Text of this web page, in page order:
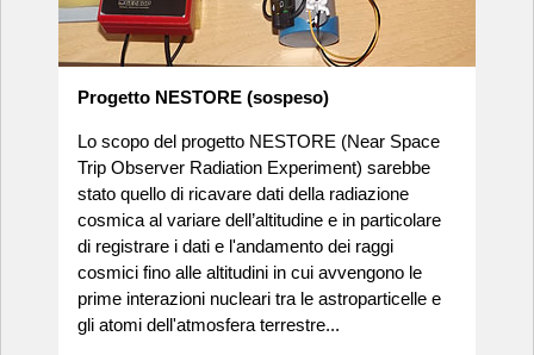
Progetto NESTORE (sospeso)
Lo scopo del progetto NESTORE (Near Space
Trip Observer Radiation Experiment) sarebbe
stato quello di ricavare dati della radiazione
cosmica al variare dell’altitudine e in particolare
di registrare i dati e l'andamento dei raggi
cosmici fino alle altitudini in cui avvengono le
prime interazioni nucleari tra le astroparticelle e
gli atomi dell'atmosfera terrestre...